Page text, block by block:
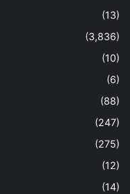
(13)
(3,836)
(10)
(6)
(88)
(247)
(275)
(12)
(14)